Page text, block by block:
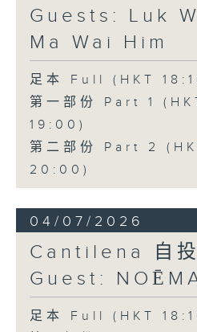
Guests: Luk
Ma Wai Him
足本 Full (HKT
第一部份 Part 1
19:00)
第二部份 Part 2
20:00)
04/07/2026
Cantilena 自
Guest:
足本 Full (HKT